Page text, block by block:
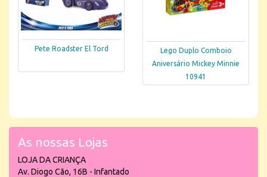
Pete Roadster El Tord
Lego Duplo Comboio
Aniversário Mickey Minnie
10941
As nossas Lojas
LOJA DA CRIANÇA
Av. Diogo Cão, 16B - Infantado